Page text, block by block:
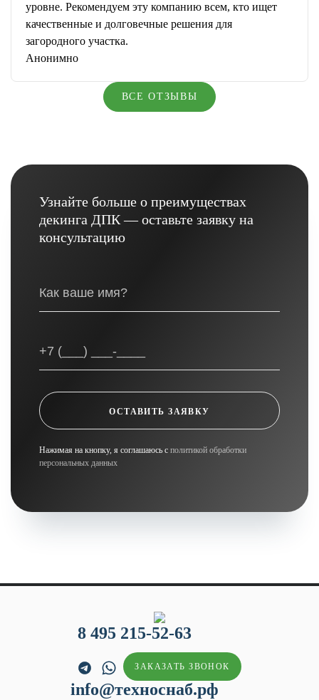
уровне. Рекомендуем эту компанию всем, кто ищет
качественные и долговечные решения для
загородного участка.
Анонимно
ВСЕ ОТЗЫВЫ
Узнайте больше о преимуществах
декинга ДПК — оставьте заявку на
консультацию
ОСТАВИТЬ ЗАЯВКУ
Нажимая на кнопку, я соглашаюсь с политикой обработки
персональных данных
8 495 215-52-63
ЗАКАЗАТЬ ЗВОНОК
info@техноснаб.рф